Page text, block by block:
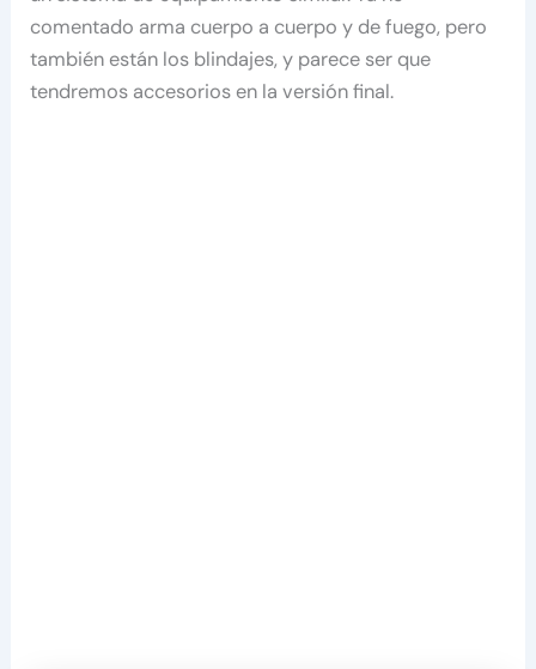
comentado arma cuerpo a cuerpo y de fuego, pero
también están los blindajes, y parece ser que
tendremos accesorios en la versión final.